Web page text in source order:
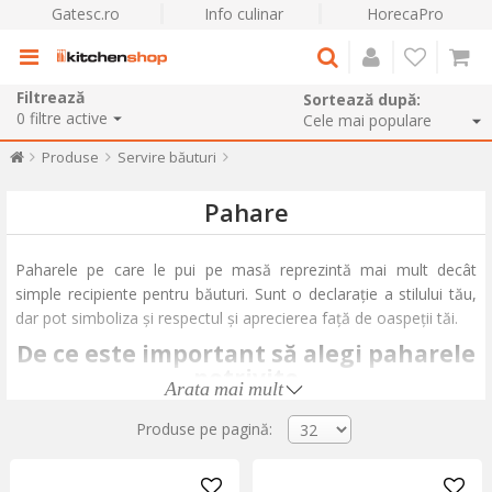
Gatesc.ro Info culinar HorecaPro
Filtrează
0 filtre active
Sortează după:
Produse Servire băuturi
Pahare
Paharele pe care le pui pe masă reprezintă mai mult decât
simple recipiente pentru băuturi. Sunt o declarație a stilului tău,
dar pot simboliza și respectul și aprecierea față de oaspeții tăi.
De ce este important să alegi paharele
potrivite
Există mai mulți factori care justifică importanța paharului
potrivit pentru fiecare băutură. Mai ales în cazul berii și vinului,
(bulele) - pot fi evidențiate de forma paharului, contribuind astfel
Arata mai mult
Produse pe pagină: